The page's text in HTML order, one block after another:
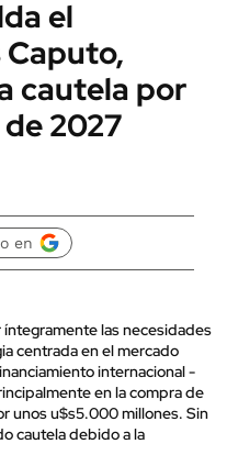
el
cautela por
2027
en
las necesidades
centrada en el mercado
internacional -
en la compra de
unos u$s5.000 millones. Sin
cautela debido a la